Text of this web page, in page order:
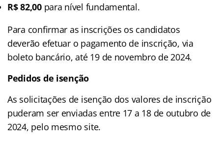
R$ 82,00para nível fundamental.
Para confirmar as inscrições os candidatos
deverão efetuar o pagamento de inscrição, via
boleto bancário, até 19 de novembro de 2024.
Pedidos de isenção
As solicitações de isenção dos valores de inscrição
puderam ser enviadas entre 17 a 18 de outubro de
2024, pelo mesmo site.